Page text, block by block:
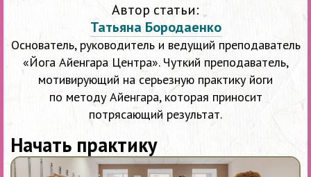
Автор статьи:
Татьяна Бородаенко
Основатель, руководитель и ведущий преподаватель
«Йога Айенгара Центра». Чуткий преподаватель,
мотивирующий на серьезную практику йоги
по методу Айенгара, которая приносит
потрясающий результат.
Начать практику